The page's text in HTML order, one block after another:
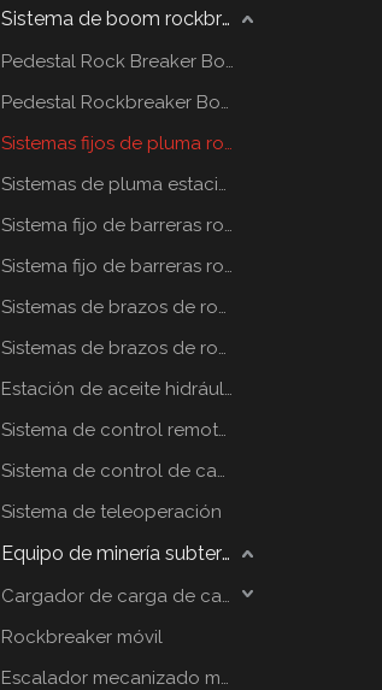
Sistema de boom rockbreaker
Pedestal Rock Breaker Boom System
Pedestal Rockbreaker Boom System
Sistemas fijos de pluma rompe rocas
Sistemas de pluma estacionaria rompe rocas
Sistema fijo de barreras rompe rocas
Sistema fijo de barreras rompe rocas
Sistemas de brazos de rompe rocas estáticos
Sistemas de brazos de rompe rocas estáticos
Estación de aceite hidráulico
Sistema de control remoto por radio
Sistema de control de cabina
Sistema de teleoperación
Equipo de minería subterráneo
Cargador de carga de carga
Rockbreaker móvil
Escalador mecanizado móvil